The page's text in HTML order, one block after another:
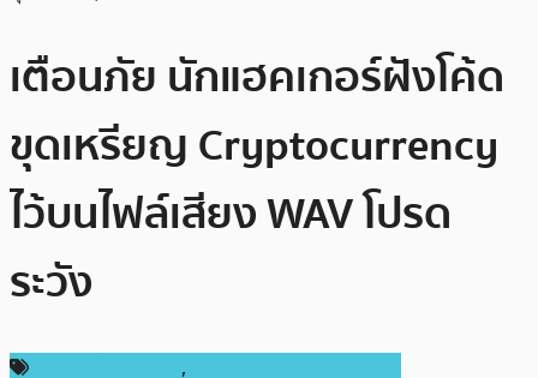
เตือนภัย นักแฮคเกอร์ฝังโค้ด
ขุดเหรียญ Cryptocurrency
ไว้บนไฟล์เสียง WAV โปรด
ระวัง
,